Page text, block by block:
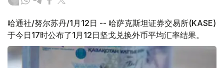
哈通社/努尔苏丹/1月12日 -- 哈萨克斯坦证券交易所(KASE)
于今日17时公布了1月12日坚戈兑换外币平均汇率结果。